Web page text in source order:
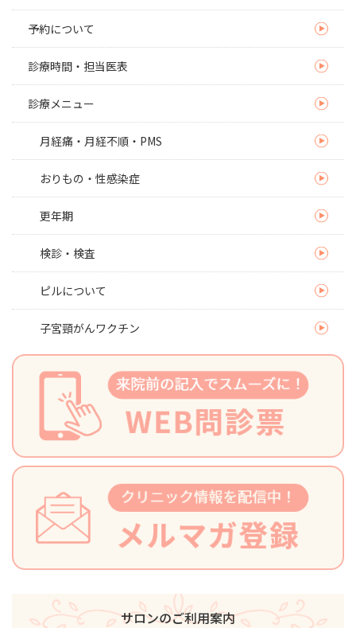
予約について
診療時間・担当医表
診療メニュー
月経痛・月経不順・PMS
おりもの・性感染症
更年期
検診・検査
ピルについて
子宮頸がんワクチン
サロンのご利用案内